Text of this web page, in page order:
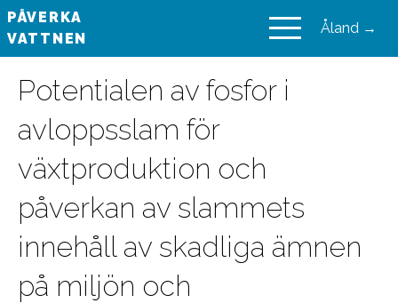
PÅVERKA
VATTNEN
Åland →
Potentialen av fosfor i
avloppsslam för
växtproduktion och
påverkan av slammets
innehåll av skadliga ämnen
på miljön och